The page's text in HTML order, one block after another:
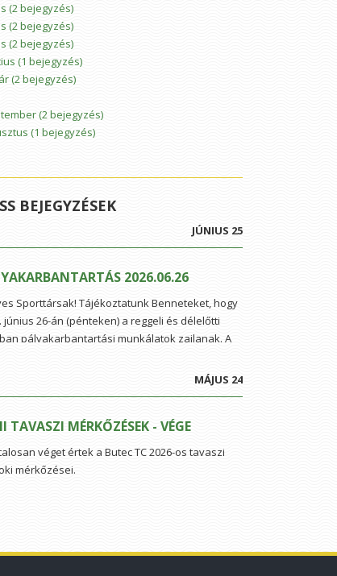
(2 bejegyzés)
(2 bejegyzés)
(2 bejegyzés)
(1 bejegyzés)
(2 bejegyzés)
(2 bejegyzés)
(1 bejegyzés)
BEJEGYZÉSEK
JÚNIUS 25
2026.06.26
Sporttársak! Tájékoztatunk Benneteket, hogy
június 26-án (pénteken) a reggeli és délelőtti
pályakarbantartási munkálatok zajlanak. A
valamint a fűnyírás és a kaszálás.MÁJUS 24
TAVASZI MÉRKŐZÉSEK - VÉGE
véget értek a Butec TC 2026-os tavaszi
mérkőzései.